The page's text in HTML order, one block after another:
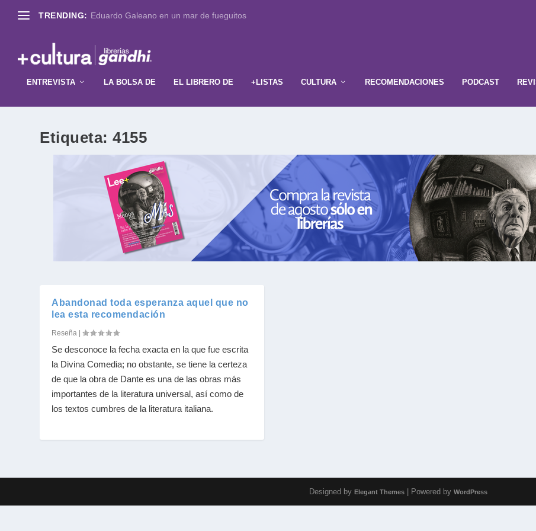
TRENDING: Eduardo Galeano en un mar de fueguitos
ENTREVISTA LA BOLSA DE EL LIBRERO DE +LISTAS CULTURA RECOMENDACIONES PODCAST
Etiqueta:4155
Abandonad toda esperanza aquel que no
lea esta recomendación
Reseña |
Se desconoce la fecha exacta en la que fue escrita
la Divina Comedia; no obstante, se tiene la certeza
de que la obra de Dante es una de las obras más
importantes de la literatura universal, así como de
los textos cumbres de la literatura italiana.
Designed by Elegant Themes| Powered by WordPress